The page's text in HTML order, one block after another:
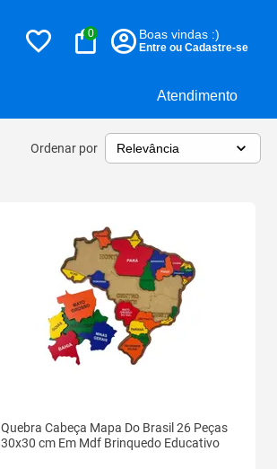
Atendimento
0 Boas vindas :)
Entre ou Cadastre-se
Ordenar por
Quebra Cabeça Mapa Do Brasil 26 Peças
30x30 cm Em Mdf Brinquedo Educativo